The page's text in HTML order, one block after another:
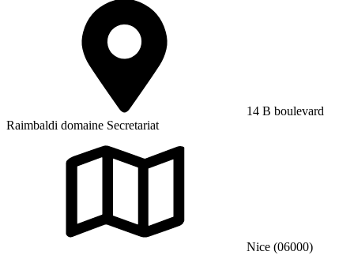
14 B boulevard
Raimbaldi domaine Secretariat
Nice (06000)